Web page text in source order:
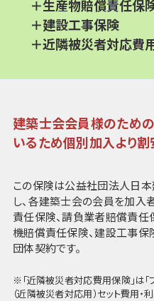
＋生産物賠償責任保
＋建設工事保険
＋近隣被災者対応費
建築士会会員様のため
いるため個別加入より割
この保険は公益社団法人日
し、各建築士会の会員を加入
責任保険、請負業者賠償責任
機賠償責任保険、建設工事
団体契約です。
※「近隣被災者対応費用保険」は
（近隣被災者対応用）セット費用・